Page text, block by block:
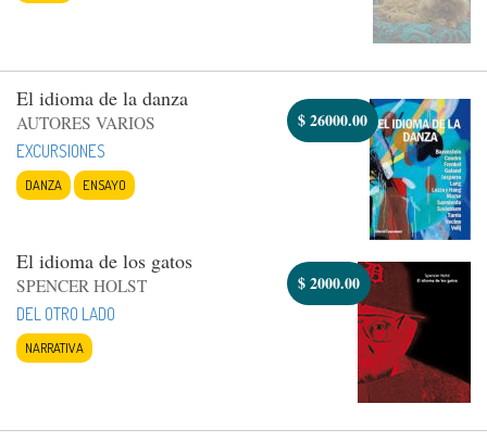
El idioma de la danza
AUTORES VARIOS
EXCURSIONES
DANZA ENSAYO
$26000.00
El idioma de los gatos
SPENCER HOLST
DEL OTRO LADO
NARRATIVA
$2000.00